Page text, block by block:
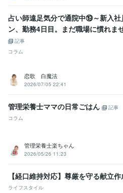
占い師遠足気分で通院中⑲～新入社
ン、勤務4日目。まだ職場に慣れま
記事
コラム
恋歌 白魔法
2026/07/05 22:41
管理栄養士ママの日常ごはん
記事
コラム
管理栄養士楽ちゃん
2026/05/26 11:23
【経口維持対応】尊厳を守る献立
ライフスタイル